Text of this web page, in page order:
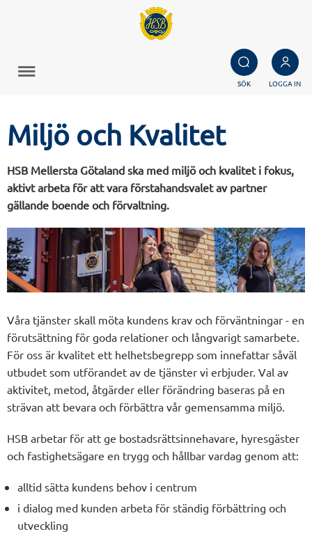
SÖK LOGGA IN
Miljö och Kvalitet
HSB Mellersta Götaland ska med miljö och kvalitet i fokus,
aktivt arbeta för att vara förstahandsvalet av partner
gällande boende och förvaltning.
Våra tjänster skall möta kundens krav och förväntningar - en
förutsättning för goda relationer och långvarigt samarbete.
För oss är kvalitet ett helhetsbegrepp som innefattar såväl
utbudet som utförandet av de tjänster vi erbjuder. Val av
aktivitet, metod, åtgärder eller förändring baseras på en
strävan att bevara och förbättra vår gemensamma miljö.
HSB arbetar för att ge bostadsrättsinnehavare, hyresgäster
och fastighetsägare en trygg och hållbar vardag genom att:
alltid sätta kundens behov i centrum
i dialog med kunden arbeta för ständig förbättring och
utveckling